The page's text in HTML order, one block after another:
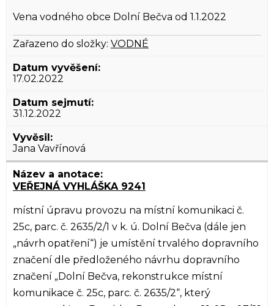
Vena vodného obce Dolní Bečva od 1.1.2022
Zařazeno do složky: VODNÉ
17.02.2022
31.12.2022
Jana Vavřínová
VEŘEJNÁ VYHLÁŠKA 9241
místní úpravu provozu na místní komunikaci č.
25c, parc. č. 2635/2/1 v k. ú. Dolní Bečva (dále jen
„návrh opatření“) je umístění trvalého dopravního
značení dle předloženého návrhu dopravního
značení „Dolní Bečva, rekonstrukce místní
komunikace č. 25c, parc. č. 2635/2“, který